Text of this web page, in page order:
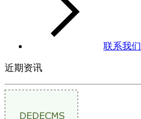
联系我们
近期资讯